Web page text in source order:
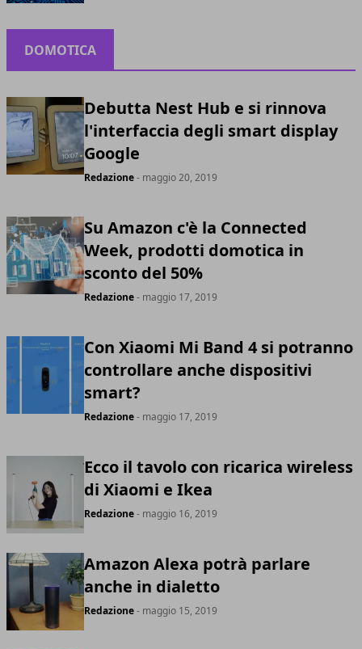
DOMOTICA
Debutta Nest Hub e si rinnova
l'interfaccia degli smart display
Google
Redazione- maggio 20, 2019
Su Amazon c'è la Connected
Week, prodotti domotica in
sconto del 50%
Redazione- maggio 17, 2019
Con Xiaomi Mi Band 4 si potranno
controllare anche dispositivi
smart?
Redazione- maggio 17, 2019
Ecco il tavolo con ricarica wireless
di Xiaomi e Ikea
Redazione- maggio 16, 2019
Amazon Alexa potrà parlare
anche in dialetto
Redazione- maggio 15, 2019